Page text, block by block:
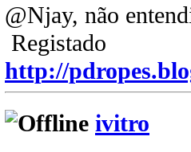
@Njay, não
Registado
http://
ivitro